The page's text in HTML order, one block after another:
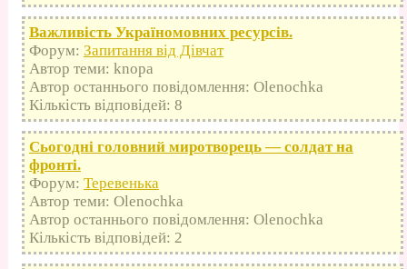
Важливість Україномовних ресурсів.
Форум: Запитання від Дівчат
Автор теми: knopa
Автор останнього повідомлення: Olenochka
Кількість відповідей: 8
Сьогодні головний миротворець — солдат на
фронті.
Форум: Теревенька
Автор теми: Olenochka
Автор останнього повідомлення: Olenochka
Кількість відповідей: 2